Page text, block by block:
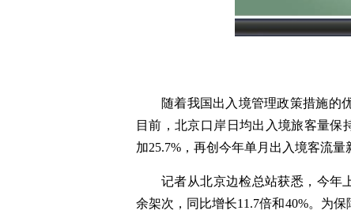
随着我国出入境管理政策措施的
目前，北京口岸日均出入境旅客量保
加25.7%，再创今年单月出入境客流量
记者从北京边检总站获悉，今年
余架次，同比增长11.7倍和40%。为